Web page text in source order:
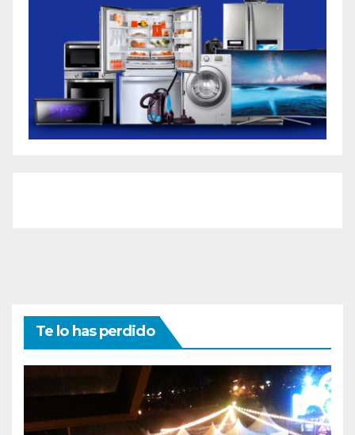
Te lo has perdido